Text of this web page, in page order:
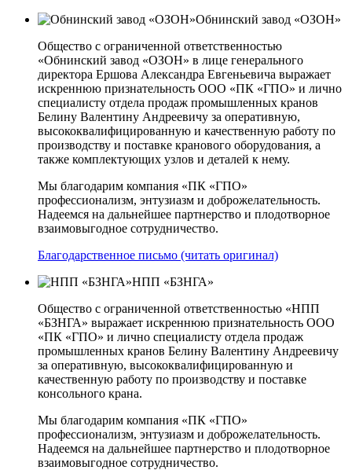
Обнинский завод «ОЗОН»
Общество с ограниченной ответственностью
«Обнинский завод «ОЗОН» в лице генерального
директора Ершова Александра Евгеньевича выражает
искреннюю признательность ООО «ПК «ГПО» и лично
специалисту отдела продаж промышленных кранов
Белину Валентину Андреевичу за оперативную,
высококвалифицированную и качественную работу по
производству и поставке кранового оборудования, а
также комплектующих узлов и деталей к нему.
Мы благодарим компания «ПК «ГПО»
профессионализм, энтузиазм и доброжелательность.
Надеемся на дальнейшее партнерство и плодотворное
взаимовыгодное сотрудничество.
Благодарственное письмо (читать оригинал)
НПП «БЗНГА»
Общество с ограниченной ответственностью «НПП
«БЗНГА» выражает искреннюю признательность ООО
«ПК «ГПО» и лично специалисту отдела продаж
промышленных кранов Белину Валентину Андреевичу
за оперативную, высококвалифицированную и
качественную работу по производству и поставке
консольного крана.
Мы благодарим компания «ПК «ГПО»
профессионализм, энтузиазм и доброжелательность.
Надеемся на дальнейшее партнерство и плодотворное
взаимовыгодное сотрудничество.